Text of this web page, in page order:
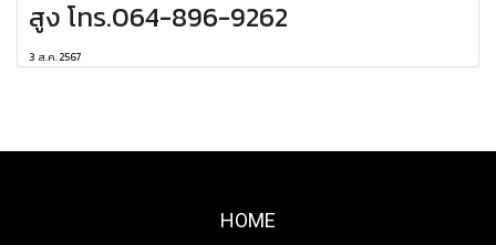
สูง โทร.064-896-9262
3 ส.ค. 2567
HOME